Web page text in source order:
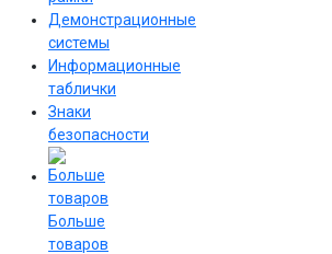
Демонстрационные
системы
Информационные
таблички
Знаки
безопасности
Больше
товаров